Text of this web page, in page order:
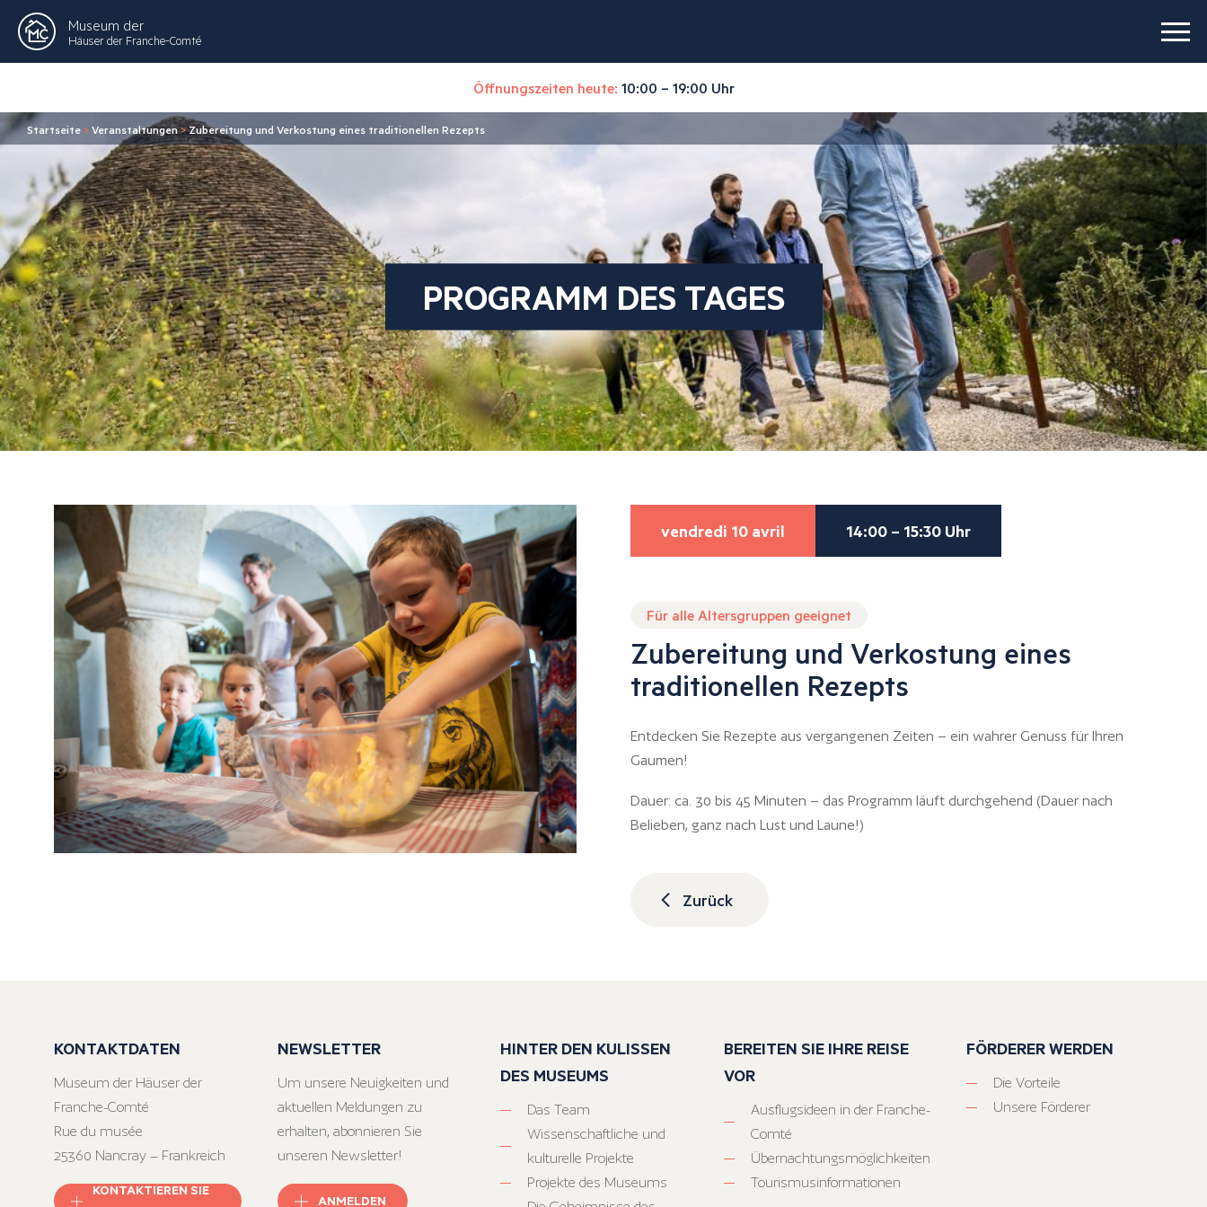
Museum der
Häuser der Franche-Comté
Öffnungszeiten heute: 10:00 – 19:00 Uhr
Startseite >Veranstaltungen>Zubereitung und Verkostung eines traditionellen Rezepts
PROGRAMM DES TAGES
vendredi 10 avril 14:00 – 15:30 Uhr
Für alle Altersgruppen geeignet
Zubereitung und Verkostung eines
traditionellen Rezepts
Entdecken Sie Rezepte aus vergangenen Zeiten – ein wahrer Genuss für Ihren
Gaumen!
Dauer: ca. 30 bis 45 Minuten – das Programm läuft durchgehend (Dauer nach
Belieben, ganz nach Lust und Laune!)
Zurück
KONTAKTDATEN
Museum der Häuser der
Franche-Comté
Rue du musée
25360 Nancray – Frankreich
KONTAKTIEREN SIE
NEWSLETTER
Um unsere Neuigkeiten und
aktuellen Meldungen zu
erhalten, abonnieren Sie
unseren Newsletter!
ANMELDEN
HINTER DEN KULISSEN
DES MUSEUMS
Das Team
Wissenschaftliche und
kulturelle Projekte
Projekte des Museums
BEREITEN SIE IHRE REISE
VOR
Ausflugsideen in der Franche-
Comté
Übernachtungsmöglichkeiten
Tourismusinformationen
FÖRDERER WERDEN
Die Vorteile
Unsere Förderer